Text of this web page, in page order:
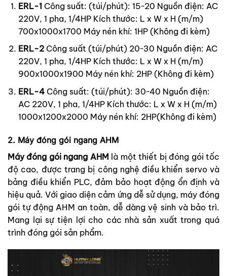
ERL-1 Công suất: (túi/phút): 15~20 Nguồn điện: AC
220V, 1 pha, 1/4HP Kích thước: L x W x H (m/m)
700x1000x1700 Máy nén khí: 1HP (Không đi kèm)
ERL-2 Công suất (túi/phút) 20~30 Nguồn điện: AC
220V, 1 pha, 1/4HP Kích thước: L x W x H (m/m)
900x1000x1900 Máy nén khí: 2HP (Không đi kèm)
ERL-4 Công suất: (túi/phút): 30~40 Nguồn điện:
AC 220V, 1 pha, 1/4HP Kích thước: L x W x H (m/m)
1000x1200x2000 Máy nén khí: 2HP(Không đi kèm)
2. Máy đóng gói ngang AHM
Máy đóng gói ngang AHM là một thiết bị đóng gói tốc
độ cao, được trang bị công nghệ điều khiển servo và
bảng điều khiển PLC, đảm bảo hoạt động ổn định và
hiệu quả. Với giao diện cảm ứng dễ sử dụng, máy đóng
gói tự động AHM an toàn, dễ dàng vệ sinh và bảo trì.
Mang lại sự tiện lợi cho các nhà sản xuất trong quá
trình đóng gói sản phẩm.